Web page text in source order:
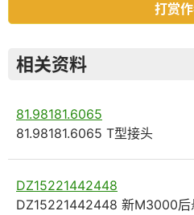
打赏
相关资料
81.98181.6065
81.98181.6065 T型接头
DZ15221442448
DZ15221442448 新M3000